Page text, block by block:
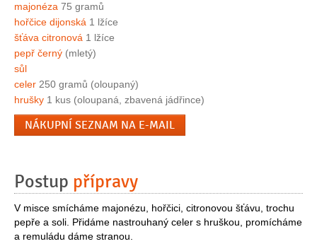
majonéza 75 gramů
hořčice dijonská 1 lžíce
šťáva citronová 1 lžíce
pepř černý (mletý)
sůl
celer 250 gramů (oloupaný)
hrušky 1 kus (oloupaná, zbavená jádřince)
NÁKUPNÍ SEZNAM NA E-MAIL
Postup přípravy
V misce smícháme majonézu, hořčici, citronovou šťávu, trochu
pepře a soli. Přidáme nastrouhaný celer s hruškou, promícháme
a remuládu dáme stranou.